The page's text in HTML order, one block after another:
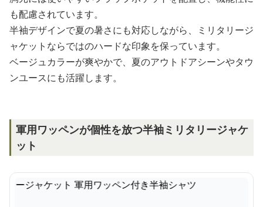
も配慮されています。
半袖デザインで夏の暑さにも対応しながら、ミリタリージ
ャケットならではのハードな印象を保っています。
ベージュカラーが爽やかで、夏のアウトドアシーンやタウ
ンユースにも活躍します。
軍用ワッペンが個性を放つ半袖ミリタリージャケ
ット